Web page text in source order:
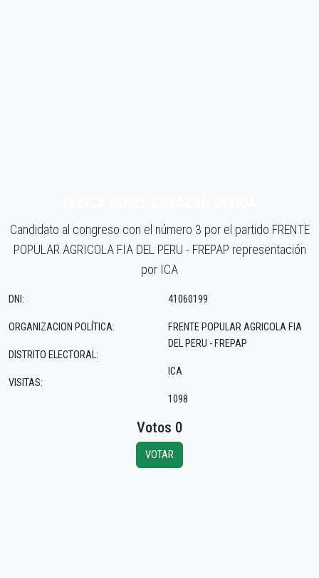
Candidato al congreso con el número 3 por el partido FRENTE
POPULAR AGRICOLA FIA DEL PERU - FREPAP representación
por ICA
DNI:
ORGANIZACION POLÍTICA:
DISTRITO ELECTORAL:
VISITAS:
41060199
FRENTE POPULAR AGRICOLA FIA
DEL PERU - FREPAP
ICA
1098
Votos 0
VOTAR